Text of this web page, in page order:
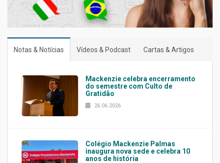
Notas & Notícias Vídeos & Podcast Cartas & Artigos
Mackenzie celebra encerramento
do semestre com Culto de
Gratidão
26.06.2026
Colégio Mackenzie Palmas
inaugura nova sede e celebra 10
anos de história